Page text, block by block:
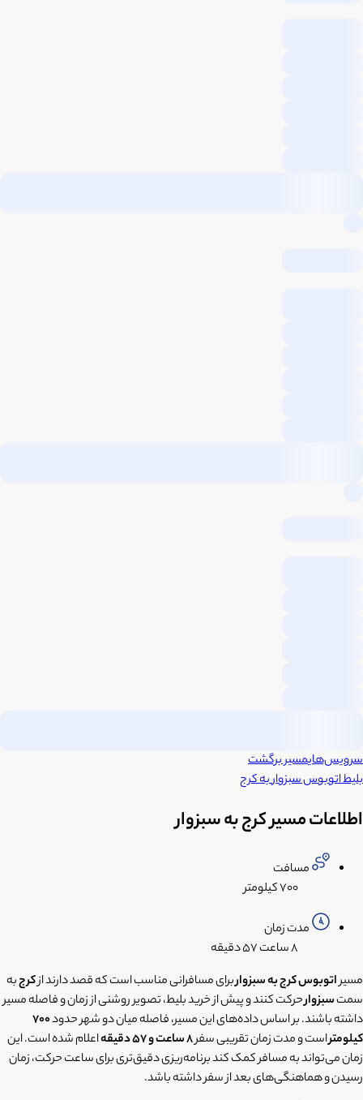
سرویس‌هایمسیر برگشت
بلیط اتوبوسسبزواربهکرج
اطلاعات مسیر کرج به سبزوار
مسافت
۷۰۰ کیلومتر
مدت زمان
۸ ساعت
۵۷ دقیقه
مسیراتوبوس کرج به سبزواربرای مسافرانی مناسب است که قصد دارند ازکرجبه
سمتسبزوارحرکت کنند و پیش از خرید بلیط، تصویر روشنی از زمان و فاصله مسیر
داشته باشند. بر اساس داده‌های این مسیر، فاصله میان دو شهر حدود700
کیلومتراست و مدت زمان تقریبی سفر8 ساعت و 57 دقیقه
اعلام شده است. این
زمان می‌تواند به مسافر کمک کند برنامه‌ریزی دقیق‌تری برای ساعت حرکت، زمان
رسیدن و هماهنگی‌های بعد از سفر داشته باشد.